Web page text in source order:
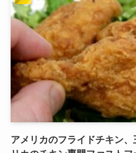
アメリカのフライドチキン